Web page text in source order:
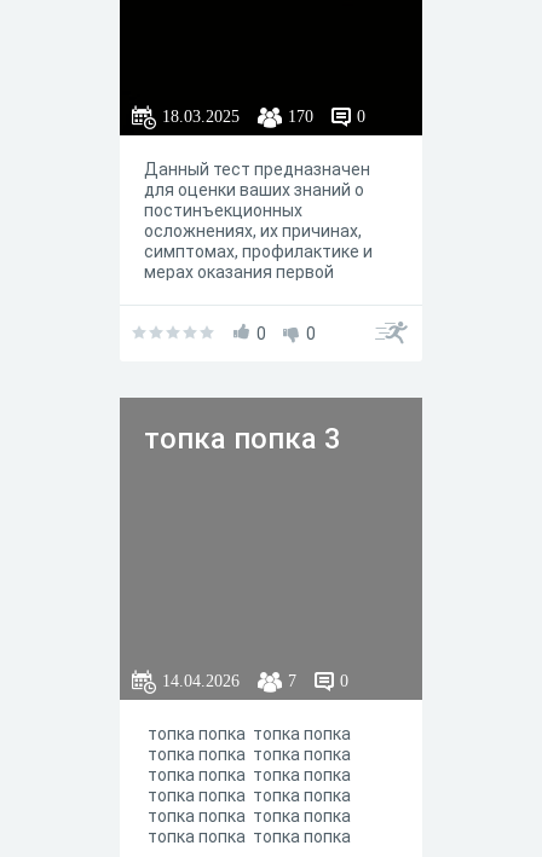
18.03.2025 170 0
Данный тест предназначен
для оценки ваших знаний о
постинъекционных
осложнениях, их причинах,
симптомах, профилактике и
мерах оказания первой
ответа на каждый вопрос.
0 0
топка попка 3
14.04.2026 7 0
топка попка топка попка
топка попка топка попка
топка попка топка попка
топка попка топка попка
топка попка топка попка
топка попка топка попка